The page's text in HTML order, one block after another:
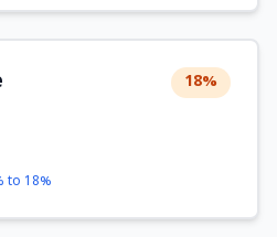
18%
to 18%